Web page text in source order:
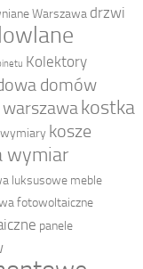
Warszawa drzwi
Kolektory
domów
kostka
kosze
wymiar
luksusowe meble
fotowoltaiczne
panele